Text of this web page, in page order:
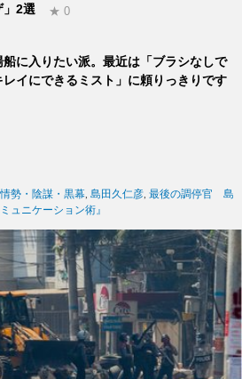
」2選
★ 0
船に入りたい派。最近は「ブラシなしで
レイにできるミスト」に頼りっきりです
勢・陰謀・黒幕 島田久仁彦 最後の調停官 島
ュニケーション術』